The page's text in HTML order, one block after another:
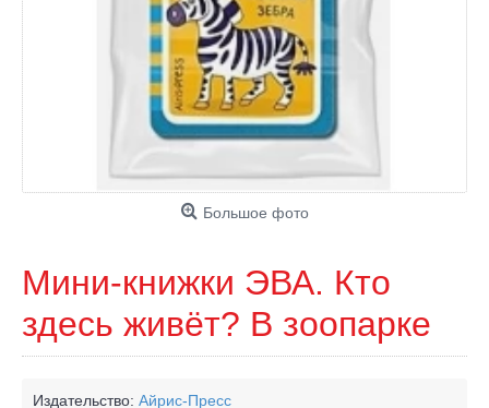
Большое фото
Мини-книжки ЭВА. Кто
здесь живёт? В зоопарке
Издательство: Айрис-Пресс